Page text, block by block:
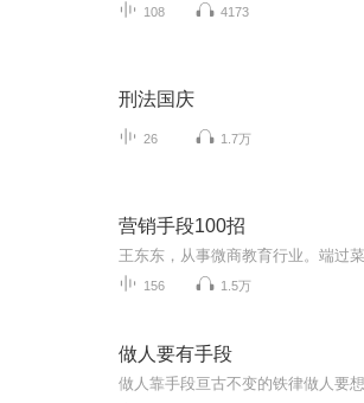
108 4173
刑法国庆
26 1.7万
营销手段100招
156 1.5万
做人要有手段